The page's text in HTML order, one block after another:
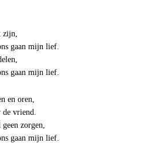
zijn,
gaan mijn lief.
gaan mijn lief.
en oren,
de vriend.
zorgen,
gaan mijn lief.